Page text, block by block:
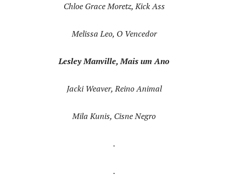
Chloe Grace Moretz, Kick Ass
Melissa Leo, O Vencedor
Lesley Manville, Mais um Ano
Jacki Weaver, Reino Animal
Mila Kunis, Cisne Negro
.
.